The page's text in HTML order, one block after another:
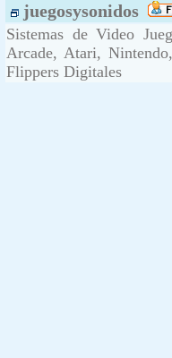
juegosysonidos
Sistemas de Video
Arcade, Atari,
Flippers Digitales